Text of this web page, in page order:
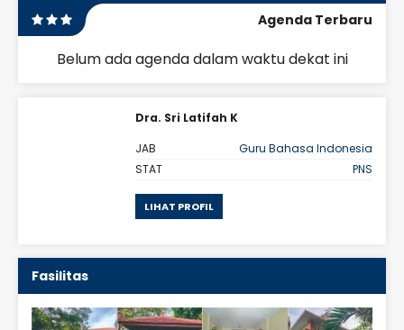
Agenda Terbaru
Belum ada agenda dalam waktu dekat ini
Dra. Sri Latifah K
JAB
Guru Bahasa Indonesia
STAT
PNS
LIHAT PROFIL
Fasilitas